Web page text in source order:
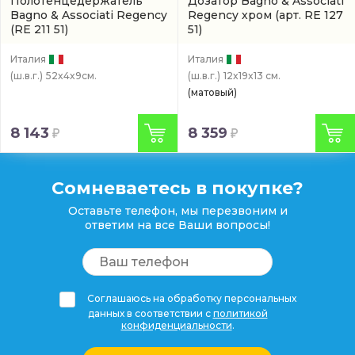
Bagno & Associati Regency
(RE 211 51)
Италия
(ш.в.г.) 52x4x9см.
8 143
Regency хром (арт. RE 127
51)
Италия
(ш.в.г.) 12x19x13 см.
(матовый)
8 359
Сомневаетесь в покупке?
Оставьте телефон, мы перезвоним и
ответим на все Ваши вопросы!
Соглашаюсь на обработку персональных
данных в соответствии с политикой
конфиденциальности.